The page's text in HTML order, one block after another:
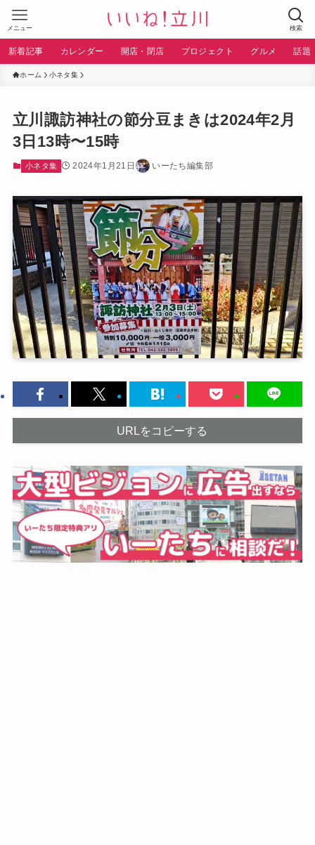
検索
メニュー
新着記事 カレンダー 開店・閉店 プロジェクト グルメ 話題
ホーム 小ネタ集
立川諏訪神社の節分豆まきは2024年2月
3日13時〜15時
小ネタ集 2024年1月21日 いーたち編集部
URLをコピーする